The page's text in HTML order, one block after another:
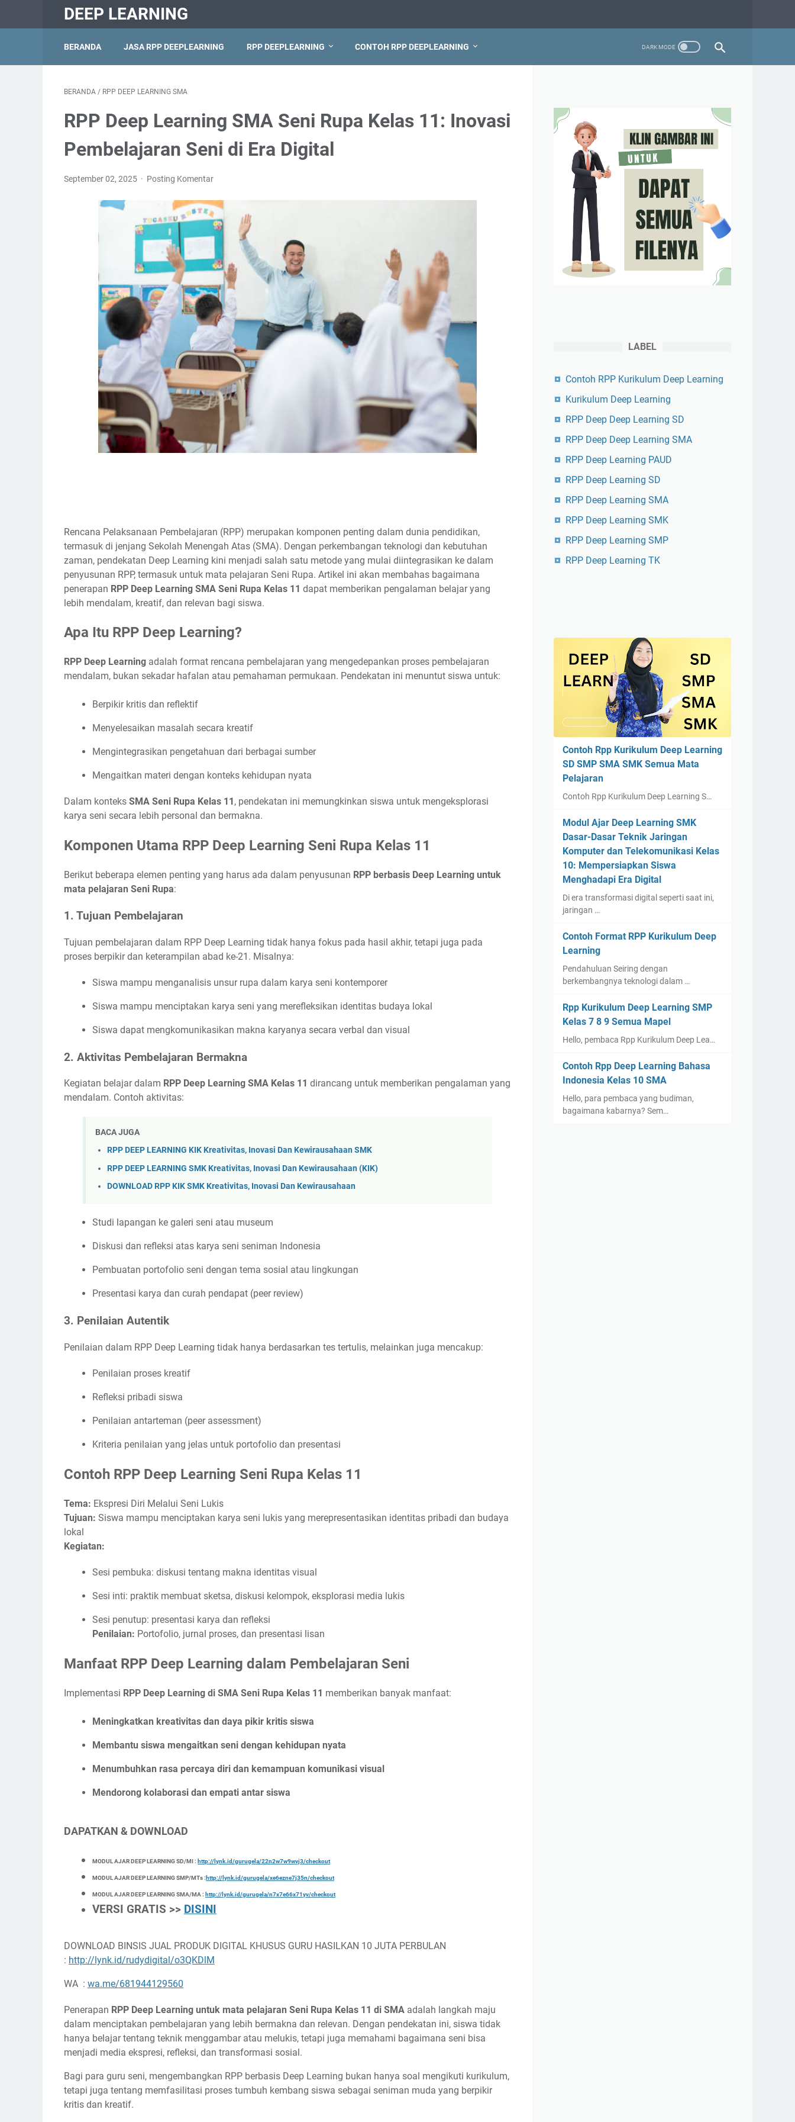
DEEP LEARNING
BERANDA JASA RPP DEEPLEARNING RPP DEEPLEARNING CONTOH RPP DEEPLEARNING
BERANDA / RPP DEEP LEARNING SMA
RPP Deep Learning SMA Seni Rupa Kelas 11: Inovasi
Pembelajaran Seni di Era Digital
September 02, 2025 Posting Komentar
Rencana Pelaksanaan Pembelajaran (RPP) merupakan komponen penting dalam dunia pendidikan,
termasuk di jenjang Sekolah Menengah Atas (SMA). Dengan perkembangan teknologi dan kebutuhan
zaman, pendekatan Deep Learning kini menjadi salah satu metode yang mulai diintegrasikan ke dalam
penyusunan RPP, termasuk untuk mata pelajaran Seni Rupa. Artikel ini akan membahas bagaimana
penerapan RPP Deep Learning SMA Seni Rupa Kelas 11 dapat memberikan pengalaman belajar yang
lebih mendalam, kreatif, dan relevan bagi siswa.
Apa Itu RPP Deep Learning?
RPP Deep Learning adalah format rencana pembelajaran yang mengedepankan proses pembelajaran
mendalam, bukan sekadar hafalan atau pemahaman permukaan. Pendekatan ini menuntut siswa untuk:
Berpikir kritis dan reflektif
Menyelesaikan masalah secara kreatif
Mengintegrasikan pengetahuan dari berbagai sumber
Mengaitkan materi dengan konteks kehidupan nyata
Dalam konteks SMA Seni Rupa Kelas 11 , pendekatan ini memungkinkan siswa untuk mengeksplorasi
karya seni secara lebih personal dan bermakna.
Komponen Utama RPP Deep Learning Seni Rupa Kelas 11
Berikut beberapa elemen penting yang harus ada dalam penyusunan RPP berbasis Deep Learning untuk
mata pelajaran Seni Rupa:
1. Tujuan Pembelajaran
Tujuan pembelajaran dalam RPP Deep Learning tidak hanya fokus pada hasil akhir, tetapi juga pada
proses berpikir dan keterampilan abad ke-21. Misalnya:
Siswa mampu menganalisis unsur rupa dalam karya seni kontemporer
Siswa mampu menciptakan karya seni yang merefleksikan identitas budaya lokal
Siswa dapat mengkomunikasikan makna karyanya secara verbal dan visual
2. Aktivitas Pembelajaran Bermakna
Kegiatan belajar dalam RPP Deep Learning SMA Kelas 11 dirancang untuk memberikan pengalaman yang
mendalam. Contoh aktivitas:
BACA JUGA
RPP DEEP LEARNING KIK Kreativitas, Inovasi Dan Kewirausahaan SMK
RPP DEEP LEARNING SMK Kreativitas, Inovasi Dan Kewirausahaan (KIK)
DOWNLOAD RPP KIK SMK Kreativitas, Inovasi Dan Kewirausahaan
Studi lapangan ke galeri seni atau museum
Diskusi dan refleksi atas karya seni seniman Indonesia
Pembuatan portofolio seni dengan tema sosial atau lingkungan
Presentasi karya dan curah pendapat (peer review)
3. Penilaian Autentik
Penilaian dalam RPP Deep Learning tidak hanya berdasarkan tes tertulis, melainkan juga mencakup:
Penilaian proses kreatif
Refleksi pribadi siswa
Penilaian antarteman (peer assessment)
Kriteria penilaian yang jelas untuk portofolio dan presentasi
Contoh RPP Deep Learning Seni Rupa Kelas 11
Tema: Ekspresi Diri Melalui Seni Lukis
Tujuan: Siswa mampu menciptakan karya seni lukis yang merepresentasikan identitas pribadi dan budaya
lokal
Kegiatan:
Sesi pembuka: diskusi tentang makna identitas visual
Sesi inti: praktik membuat sketsa, diskusi kelompok, eksplorasi media lukis
Sesi penutup: presentasi karya dan refleksi
Penilaian: Portofolio, jurnal proses, dan presentasi lisan
Manfaat RPP Deep Learning dalam Pembelajaran Seni
Implementasi RPP Deep Learning di SMA Seni Rupa Kelas 11 memberikan banyak manfaat:
Meningkatkan kreativitas dan daya pikir kritis siswa
Membantu siswa mengaitkan seni dengan kehidupan nyata
Menumbuhkan rasa percaya diri dan kemampuan komunikasi visual
Mendorong kolaborasi dan empati antar siswa
DAPATKAN & DOWNLOAD
MODUL AJAR DEEP LEARNING SD/MI : http://lynk.id/gurugela/22n2w7w9wvj3/checkout
MODUL AJAR DEEP LEARNING SMP/MTs : http://lynk.id/gurugela/xe6ezne7j35n/checkout
MODUL AJAR DEEP LEARNING SMA/MA : http://lynk.id/gurugela/n7x7e66x71yv/checkout
VERSI GRATIS >> DISINI
DOWNLOAD BINSIS JUAL PRODUK DIGITAL KHUSUS GURU HASILKAN 10 JUTA PERBULAN
: http://lynk.id/rudydigital/o3QKDlM
WA : wa.me/681944129560
Penerapan RPP Deep Learning untuk mata pelajaran Seni Rupa Kelas 11 di SMA adalah langkah maju
dalam menciptakan pembelajaran yang lebih bermakna dan relevan. Dengan pendekatan ini, siswa tidak
hanya belajar tentang teknik menggambar atau melukis, tetapi juga memahami bagaimana seni bisa
menjadi media ekspresi, refleksi, dan transformasi sosial.
Bagi para guru seni, mengembangkan RPP berbasis Deep Learning bukan hanya soal mengikuti kurikulum,
tetapi juga tentang memfasilitasi proses tumbuh kembang siswa sebagai seniman muda yang berpikir
kritis dan kreatif.
LABEL
Contoh RPP Kurikulum Deep Learning
Kurikulum Deep Learning
RPP Deep Deep Learning SD
RPP Deep Deep Learning SMA
RPP Deep Learning PAUD
RPP Deep Learning SD
RPP Deep Learning SMA
RPP Deep Learning SMK
RPP Deep Learning SMP
RPP Deep Learning TK
Contoh Rpp Kurikulum Deep Learning
SD SMP SMA SMK Semua Mata
Pelajaran
Contoh Rpp Kurikulum Deep Learning S…
Modul Ajar Deep Learning SMK
Dasar-Dasar Teknik Jaringan
Komputer dan Telekomunikasi Kelas
10: Mempersiapkan Siswa
Menghadapi Era Digital
Di era transformasi digital seperti saat ini,
jaringan …
Contoh Format RPP Kurikulum Deep
Learning
Pendahuluan Seiring dengan
berkembangnya teknologi dalam …
Rpp Kurikulum Deep Learning SMP
Kelas 7 8 9 Semua Mapel
Hello, pembaca Rpp Kurikulum Deep Lea…
Contoh Rpp Deep Learning Bahasa
Indonesia Kelas 10 SMA
Hello, para pembaca yang budiman,
bagaimana kabarnya? Sem…